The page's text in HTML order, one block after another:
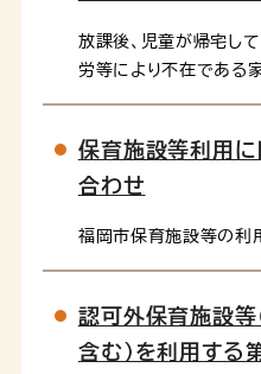
放課後、児童が帰宅し
労等により不在である
す。 運営...
保育施設等利用
合わせ
福岡市保育施設等の利
認可外保育施設等
含む）を利用する